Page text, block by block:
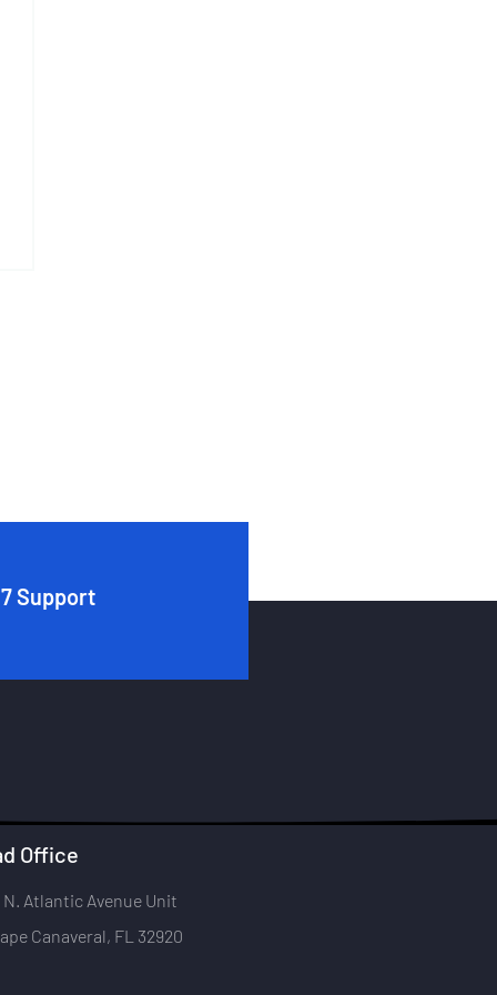
Support
Office
N. Atlantic Avenue Unit
Canaveral, FL 32920